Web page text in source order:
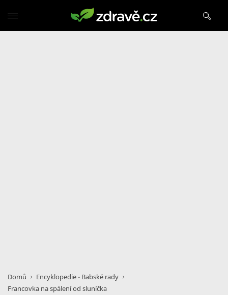
Domů
Encyklopedie - Babské rady
Francovka na spálení od sluníčka